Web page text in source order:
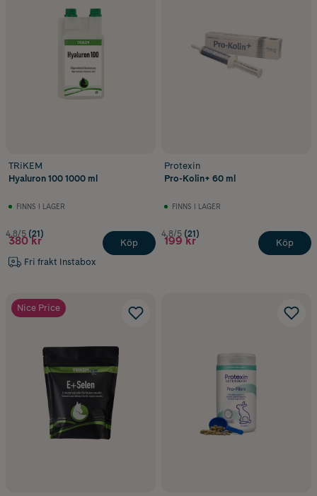
TRiKEM
Hyaluron 100 1000 ml
FINNS I LAGER
4.8/5 (21)
380 kr
Fri frakt Instabox
Köp
Protexin
Pro-Kolin+ 60 ml
FINNS I LAGER
4.8/5 (21)
199 kr Köp
Nice Price